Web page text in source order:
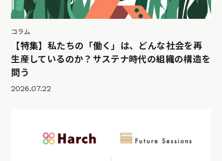
コラム
【特集】私たちの「働く」は、どんな社会を再
生産しているのか？サステナ時代の組織の構造を
問う
2026.07.22